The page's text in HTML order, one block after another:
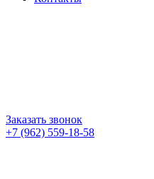
Заказать звонок
+7 (962) 559-18-58